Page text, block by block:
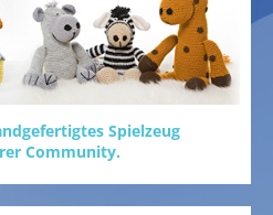
Spielzeug
Community.